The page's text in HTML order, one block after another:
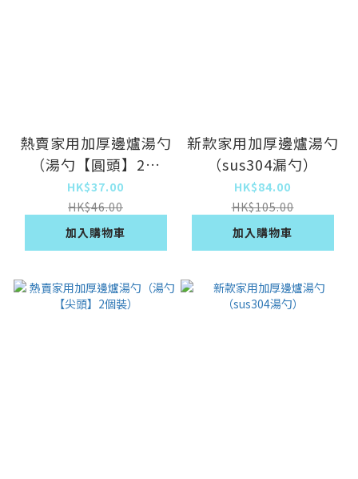
熱賣家用加厚邊爐湯勺
（湯勺【圓頭】2個
裝）
HK$37.00
HK$46.00
加入購物車
新款家用加厚邊爐湯勺
（sus304漏勺）
HK$84.00
HK$105.00
加入購物車